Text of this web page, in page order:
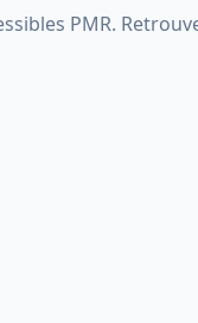
PMR.